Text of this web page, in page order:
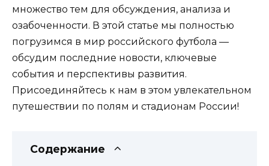
множество тем для обсуждения, анализа и
озабоченности. В этой статье мы полностью
погрузимся в мир российского футбола —
обсудим последние новости, ключевые
события и перспективы развития.
Присоединяйтесь к нам в этом увлекательном
путешествии по полям и стадионам России!
Содержание